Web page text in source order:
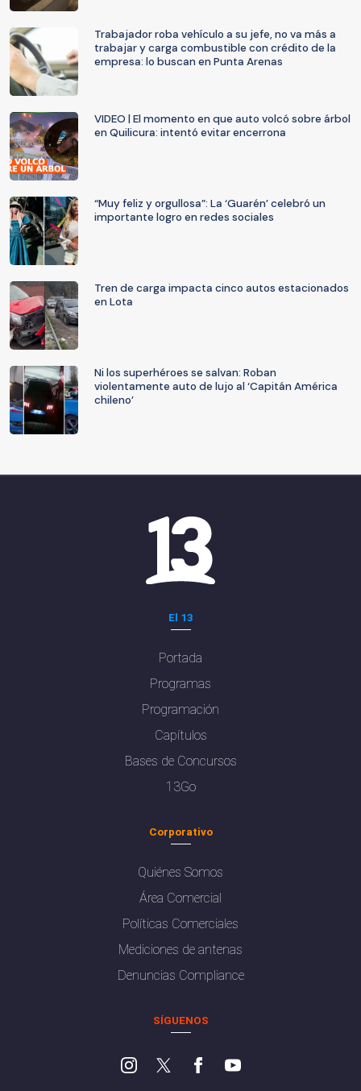
Trabajador roba vehículo a su jefe, no va más a
trabajar y carga combustible con crédito de la
empresa: lo buscan en Punta Arenas
VIDEO | El momento en que auto volcó sobre árbol
en Quilicura: intentó evitar encerrona
“Muy feliz y orgullosa”: La ‘Guarén’ celebró un
importante logro en redes sociales
Tren de carga impacta cinco autos estacionados
en Lota
Ni los superhéroes se salvan: Roban
violentamente auto de lujo al ‘Capitán América
chileno’
El 13
Portada
Programas
Programación
Capítulos
Bases de Concursos
13Go
Corporativo
Quiénes Somos
Área Comercial
Políticas Comerciales
Mediciones de antenas
Denuncias Compliance
SÍGUENOS